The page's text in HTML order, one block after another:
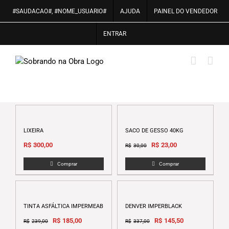
para
#SAUDACAO#, #NOME_USUARIO# AJUDA PAINEL DO VENDEDOR
ENTRAR
LIXEIRA
R$ 300,00
Comprar
SACO DE GESSO 40KG
R$ 30,00
Original
price
was:
R$30,00.
R$ 23,00Current
price
is:
R$23,00.
Comprar
TINTA ASFÁLTICA IMPERMEABILIZANTE VIABIT 18L VIAPOL
R$ 239,00
Original
R$ 185,00Current
DENVER IMPERBLACK
R$ 337,00
Original
R$ 145,50Current